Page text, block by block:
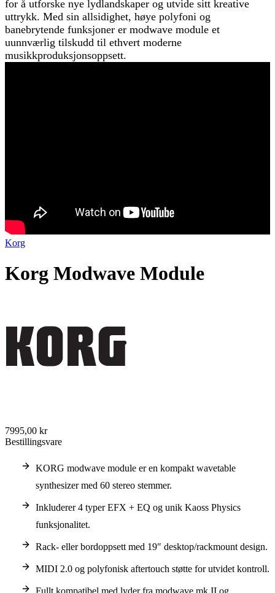
for å utforske nye lydlandskaper og utvide sitt kreative
uttrykk. Med sin allsidighet, høye polyfoni og
banebrytende funksjoner er modwave module et
uunnværlig tilskudd til ethvert moderne
musikkproduksjonsoppsett.
Korg
Korg Modwave Module
7995,00 kr
Bestillingsvare
KORG modwave module er en kompakt wavetable
synthesizer med 60 stereo stemmer.
Inkluderer 4 typer EFX + EQ og unik Kaoss Physics
funksjonalitet.
Rack- eller bordoppsett med 19″ desktop/rackmount design.
MIDI 2.0 og polyfonisk aftertouch støtte for utvidet kontroll.
Fullt kompatibel med lyder fra modwave mk II og